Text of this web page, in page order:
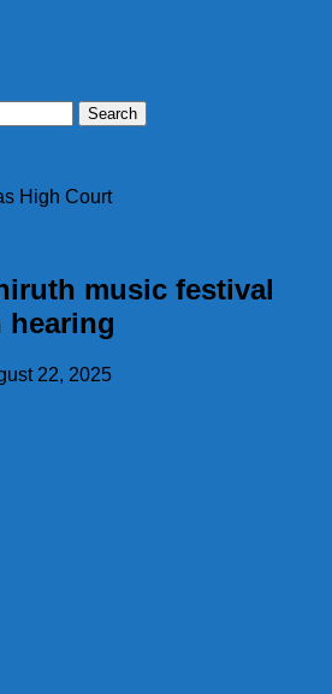
High Court
music festival
hearing
22, 2025